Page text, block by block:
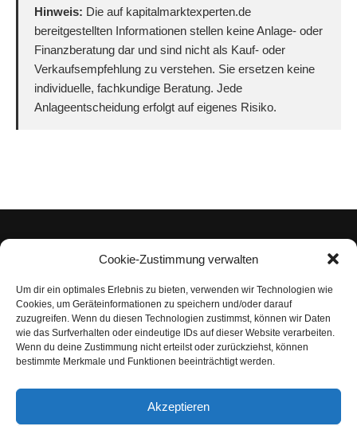
Cookie-Zustimmung verwalten
Um dir ein optimales Erlebnis zu bieten, verwenden wir Technologien wie
Cookies, um Geräteinformationen zu speichern und/oder darauf
zuzugreifen. Wenn du diesen Technologien zustimmst, können wir Daten
wie das Surfverhalten oder eindeutige IDs auf dieser Website verarbeiten.
Wenn du deine Zustimmung nicht erteilst oder zurückziehst, können
bestimmte Merkmale und Funktionen beeinträchtigt werden.
Akzeptieren
Hinweis: Die auf kapitalmarktexperten.de
bereitgestellten Informationen stellen keine Anlage- oder
Finanzberatung dar und sind nicht als Kauf- oder
Verkaufsempfehlung zu verstehen. Sie ersetzen keine
individuelle, fachkundige Beratung. Jede
Anlageentscheidung erfolgt auf eigenes Risiko.
Impressum
Datenschutzerklärung
Nutzungsbedingungen | Haftungsausschluss
AGB